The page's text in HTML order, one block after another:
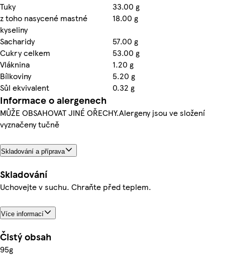
Tuky
33.00 g
z toho nasycené mastné
kyseliny
18.00 g
Sacharidy
57.00 g
Cukry celkem
53.00 g
Vláknina
1.20 g
Bílkoviny
5.20 g
Sůl ekvivalent
0.32 g
Informace o alergenech
MŮŽE OBSAHOVAT JINÉ OŘECHY.Alergeny jsou ve složení
vyznačeny tučně
Skladování a příprava
Skladování
Uchovejte v suchu. Chraňte před teplem.
Více informací
Čistý obsah
95g